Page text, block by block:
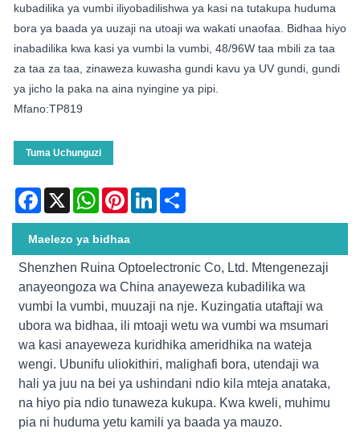
kubadilika ya vumbi iliyobadilishwa ya kasi na tutakupa huduma
bora ya baada ya uuzaji na utoaji wa wakati unaofaa. Bidhaa hiyo
inabadilika kwa kasi ya vumbi la vumbi, 48/96W taa mbili za taa
za taa za taa, zinaweza kuwasha gundi kavu ya UV gundi, gundi
ya jicho la paka na aina nyingine ya pipi.
Mfano:TP819
Tuma Uchunguzi
Facebook
X WhatsAppPinterestLinkedIn
Maelezo ya bidhaa
Shenzhen Ruina Optoelectronic Co, Ltd. Mtengenezaji
anayeongoza wa China anayeweza kubadilika wa
vumbi la vumbi, muuzaji na nje. Kuzingatia utaftaji wa
ubora wa bidhaa, ili mtoaji wetu wa vumbi wa msumari
wa kasi anayeweza kuridhika ameridhika na wateja
wengi. Ubunifu uliokithiri, malighafi bora, utendaji wa
hali ya juu na bei ya ushindani ndio kila mteja anataka,
na hiyo pia ndio tunaweza kukupa. Kwa kweli, muhimu
pia ni huduma yetu kamili ya baada ya mauzo.